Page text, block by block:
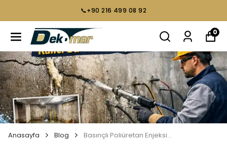
📞+90 216 499 08 92
0
Anasayfa Blog Basınçlı Poliüretan Enjeksiyon ile Kalıcı Su Yalıtımı Çözümleri